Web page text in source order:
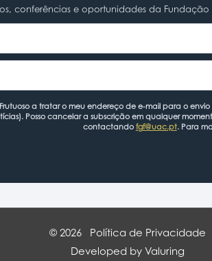
conferências e oportunidades da Fundação
a tratar o meu endereço de e-mail para o
Posso cancelar a subscrição em qualquer
contactando fgf@uac.pt. Para
© 2026 Política de Privacidade
Developed by Valuring